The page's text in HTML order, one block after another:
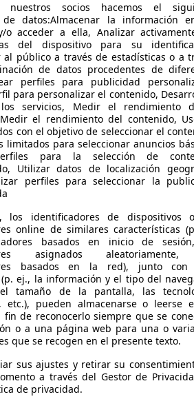
nuestros socios hacemos el
de datos:Almacenar la información
o acceder a ella, Analizar
del dispositivo para su
al público a través de estadísticas o a
de datos procedentes de
perfiles para publicidad
para personalizar el contenido,
servicios, Medir el rendimiento
el rendimiento del contenido,
con el objetivo de seleccionar el
limitados para seleccionar anuncios
para la selección de
Utilizar datos de localización
perfiles para seleccionar la
los identificadores de dispositivos
online de similares características
basados en inicio de
asignados
basados en la red), junto con
ej., la información y el tipo del
tamaño de la pantalla, las
etc.), pueden almacenarse o leerse
fin de reconocerlo siempre que se
o a una página web para una o
que se recogen en el presente texto.
sus ajustes y retirar su
a través del Gestor de
de privacidad.
es el primer Ferrari eléctrico de
en la tentación de la era
de autonomía y un
· 6 minutos de lectura
Handling Speciale 2026: Mismos
estrena la configuración
y respuesta del V12.
2026 4 minutos de lectura